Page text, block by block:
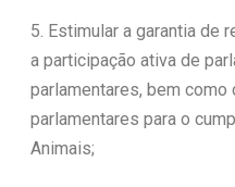
5. Estimular a garantia de
a participação ativa de
parlamentares, bem
parlamentares para o
Animais;